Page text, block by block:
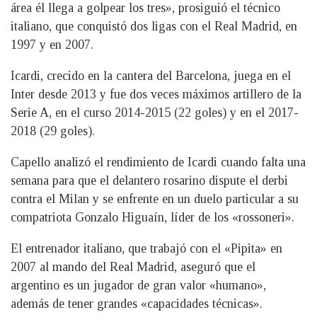
área él llega a golpear los tres», prosiguió el técnico
italiano, que conquistó dos ligas con el Real Madrid, en
1997 y en 2007.
Icardi, crecido en la cantera del Barcelona, juega en el
Inter desde 2013 y fue dos veces máximos artillero de la
Serie A, en el curso 2014-2015 (22 goles) y en el 2017-
2018 (29 goles).
Capello analizó el rendimiento de Icardi cuando falta una
semana para que el delantero rosarino dispute el derbi
contra el Milan y se enfrente en un duelo particular a su
compatriota Gonzalo Higuaín, líder de los «rossoneri».
El entrenador italiano, que trabajó con el «Pipita» en
2007 al mando del Real Madrid, aseguró que el
argentino es un jugador de gran valor «humano»,
además de tener grandes «capacidades técnicas».